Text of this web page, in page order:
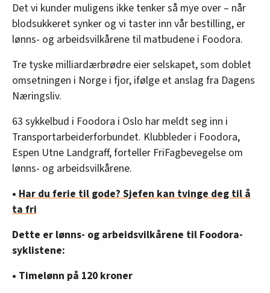
Det vi kunder muligens ikke tenker så mye over – når
blodsukkeret synker og vi taster inn vår bestilling, er
lønns- og arbeidsvilkårene til matbudene i Foodora.
Tre tyske milliardærbrødre eier selskapet, som doblet
omsetningen i Norge i fjor, ifølge et anslag fra Dagens
Næringsliv.
63 sykkelbud i Foodora i Oslo har meldt seg inn i
Transportarbeiderforbundet. Klubbleder i Foodora,
Espen Utne Landgraff, forteller FriFagbevegelse om
lønns- og arbeidsvilkårene.
• Har du ferie til gode? Sjefen kan tvinge deg til å
ta fri
Dette er lønns- og arbeidsvilkårene til Foodora-
syklistene:
• Timelønn på 120 kroner